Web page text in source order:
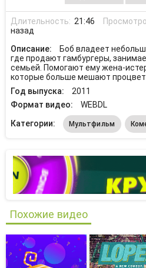
Длительность: 21:46
назад
Описание:
Боб владеет
где продают гамбургеры,
семьей. Помогают ему жена-
которые больше мешают
Год выпуска:
2011
Формат видео:
WEBDL
Категории:
Мультфильм
Похожие видео